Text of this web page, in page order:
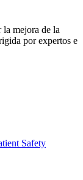
la mejora de la
por expertos e
Safety